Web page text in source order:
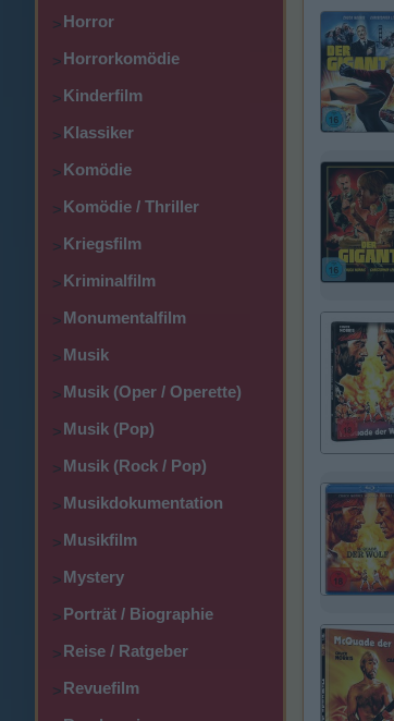
>Horror
>Horrorkomödie
>Kinderfilm
>Klassiker
>Komödie
>Komödie / Thriller
>Kriegsfilm
>Kriminalfilm
>Monumentalfilm
>Musik
>Musik (Oper / Operette)
>Musik (Pop)
>Musik (Rock / Pop)
>Musikdokumentation
>Musikfilm
>Mystery
>Porträt / Biographie
>Reise / Ratgeber
>Revuefilm